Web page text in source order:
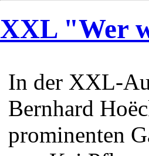
XXL "Wer
In der XXL-
Bernhard
prominenten